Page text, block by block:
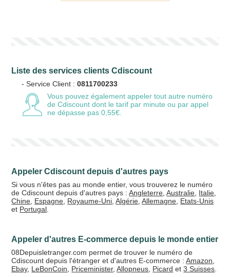
+5% de bonus
Liste des services clients Cdiscount
- Service Client :0811700233
Vous pouvez également appeler tout autre numéro
de Cdiscount dont le tarif par minute ou par appel
ne dépasse pas 0,55€.
Appeler Cdiscount depuis d'autres pays
Si vous n'êtes pas au monde entier, vous trouverez le numéro
de Cdiscount depuis d'autres pays :Angleterre ,Australie Italie
Chine Espagne Royaume-Uni ,Algérie ,Allemagne Etats-Unis
et Portugal
Appeler d'autres E-commerce depuis le monde entier
08Depuisletranger.com permet de trouver le numéro de
Cdiscount depuis l'étranger et d'autres E-commerce :Amazon
Ebay, LeBonCoin Priceminister,Allopneus Picard et3 Suisses